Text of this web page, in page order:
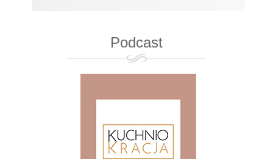
Podcast